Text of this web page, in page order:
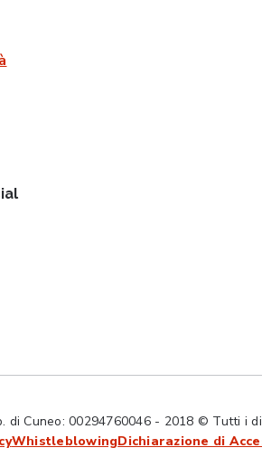
di Cuneo: 00294760046 - 2018 © Tutti i
WhistleblowingDichiarazione di